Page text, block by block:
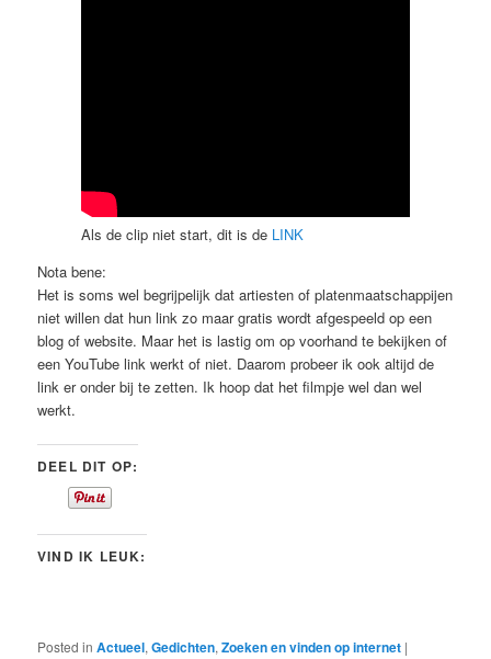
Als de clip niet start, dit is de LINK
Nota bene:
Het is soms wel begrijpelijk dat artiesten of platenmaatschappijen
niet willen dat hun link zo maar gratis wordt afgespeeld op een
blog of website. Maar het is lastig om op voorhand te bekijken of
een YouTube link werkt of niet. Daarom probeer ik ook altijd de
link er onder bij te zetten. Ik hoop dat het filmpje wel dan wel
werkt.
DEEL DIT OP:
VIND IK LEUK:
Posted in Actueel,Gedichten,Zoeken en vinden op internet |